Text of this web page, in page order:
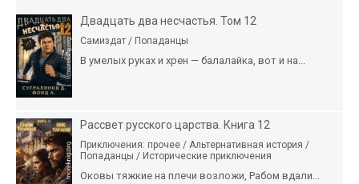
Двадцать два несчастья. Том 12
Самиздат / Попаданцы
В умелых руках и хрен — балалайка, вот и на...
Рассвет русского царства. Книга 12
Приключения: прочее / Альтернативная история /
Попаданцы / Исторические приключения
Оковы тяжкие на плечи возложи, Рабом вдали...